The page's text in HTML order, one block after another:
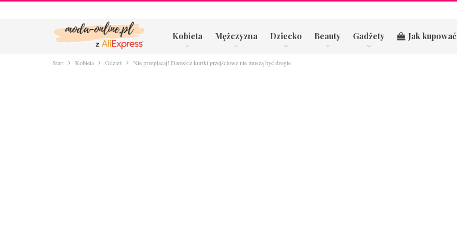
Kobieta Mężczyzna Dziecko Beauty Gadżety Jak
Start Kobieta Odzież Nie przepłacaj! Damskie kurtki przejściowe nie muszą być drogie